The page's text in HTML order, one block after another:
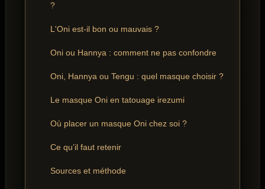
?
L'Oni est-il bon ou mauvais ?
Oni ou Hannya : comment ne pas confondre
Oni, Hannya ou Tengu : quel masque choisir ?
Le masque Oni en tatouage irezumi
Où placer un masque Oni chez soi ?
Ce qu’il faut retenir
Sources et méthode